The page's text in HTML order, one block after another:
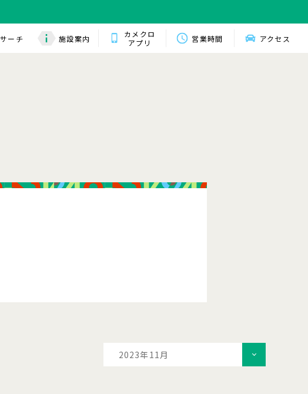
ーチ 施設案内
カメクロ
アプリ
営業時間 アクセス
2023年11月